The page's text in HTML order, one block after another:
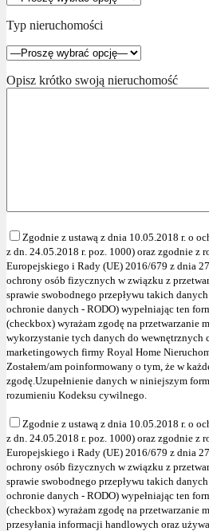
Typ nieruchomości
Opisz krótko swoją nieruchomość
Zgodnie z ustawą z dnia 10.05.2018 r. o
z dn. 24.05.2018 r. poz. 1000) oraz zgodnie z
Europejskiego i Rady (UE) 2016/679 z dnia
ochrony osób fizycznych w związku z
sprawie swobodnego przepływu takich
ochronie danych - RODO) wypełniając ten
(checkbox) wyrażam zgodę na przetwarzanie
wykorzystanie tych danych do wewnętrznych
marketingowych firmy Royal Home
Zostałem/am poinformowany o tym, że w
zgodę.Uzupełnienie danych w niniejszym
rozumieniu Kodeksu cywilnego.
Zgodnie z ustawą z dnia 10.05.2018 r. o
z dn. 24.05.2018 r. poz. 1000) oraz zgodnie z
Europejskiego i Rady (UE) 2016/679 z dnia
ochrony osób fizycznych w związku z
sprawie swobodnego przepływu takich
ochronie danych - RODO) wypełniając ten
(checkbox) wyrażam zgodę na przetwarzanie
przesyłania informacji handlowych oraz